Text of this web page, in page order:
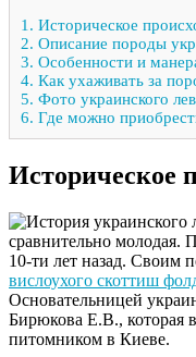
1. Историческое
2. Описание породы
3. Особенности и
4. Как ухаживать за
5. Фото украинского
6. Где можно
Историческое
сравнительно молодая.
10-ти лет назад. Своим
вислоухого скоттиш
Основательницей
Бирюкова Е.В., которая
питомником в Киеве.